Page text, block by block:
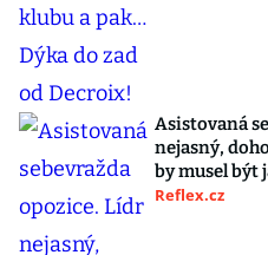
Asistovaná
nejasný,
by musel být
Reflex.cz